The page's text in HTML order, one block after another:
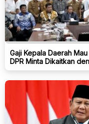
Gaji Kepala Daerah
DPR Minta Dikaitkan